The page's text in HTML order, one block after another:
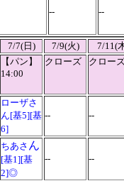
-- --
7/7(日) 7/9(火) 7/11(
【パン】
14:00
クローズ クロー
ローザさ
ん[基5][基
6]
-- --
ちあさ ん
[基1][基
2]◎
-- --